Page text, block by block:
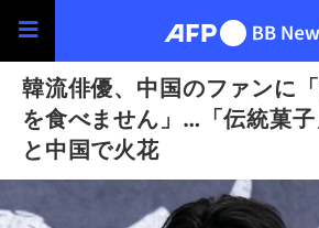
韓流俳優、中国のファンに
を食べません」…「伝統菓
と中国で火花